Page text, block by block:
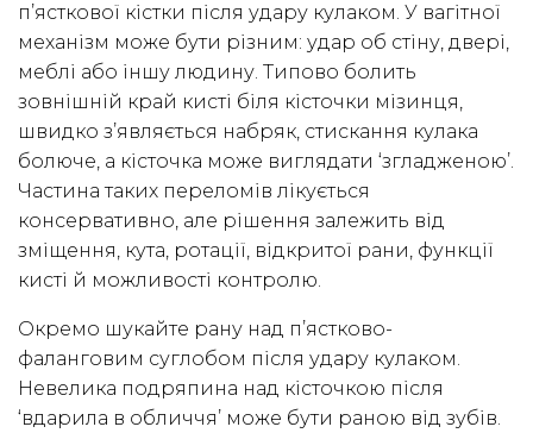
п’ясткової кістки після удару кулаком. У вагітної
механізм може бути різним: удар об стіну, двері,
меблі або іншу людину. Типово болить
зовнішній край кисті біля кісточки мізинця,
швидко з’являється набряк, стискання кулака
болюче, а кісточка може виглядати ‘згладженою’.
Частина таких переломів лікується
консервативно, але рішення залежить від
зміщення, кута, ротації, відкритої рани, функції
кисті й можливості контролю.
Окремо шукайте рану над п’ястково-
фаланговим суглобом після удару кулаком.
Невелика подряпина над кісточкою після
‘вдарила в обличчя’ може бути раною від зубів.